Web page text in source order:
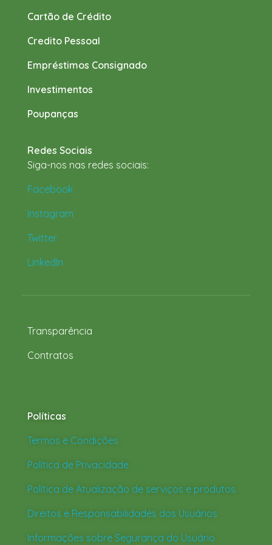
Cartão de Crédito
Credito Pessoal
Empréstimos Consignado
Investimentos
Poupanças
Redes Sociais
Siga-nos nas redes sociais:
Facebook
Instagram
Twitter
LinkedIn
Transparência
Contratos
Políticas
Termos e Condições
Política de Privacidade
Política de Atualização de serviços e produtos
Direitos e Responsabilidades dos Usuários
Informações sobre Segurança do Usuário